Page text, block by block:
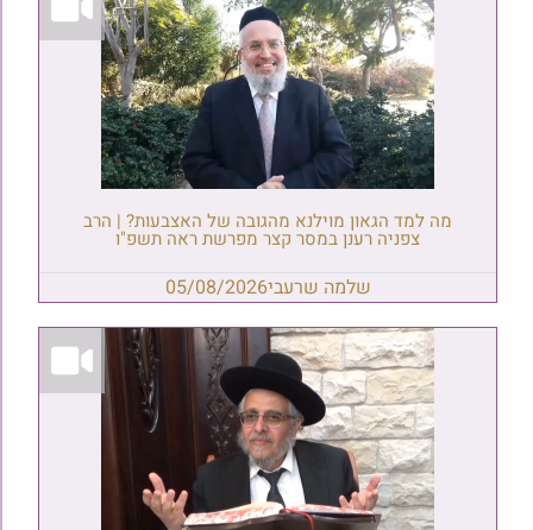
מה למד הגאון מוילנא מהגובה של האצבעות? | הרב
צפניה רענן במסר קצר מפרשת ראה תשפ"ו
שלמה שרעבי05/08/2026